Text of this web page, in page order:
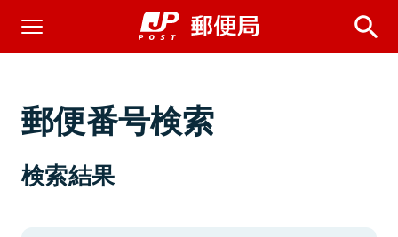
郵便番号検索
検索結果